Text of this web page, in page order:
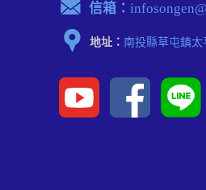
信箱：
地址： 南投縣草屯鎮太